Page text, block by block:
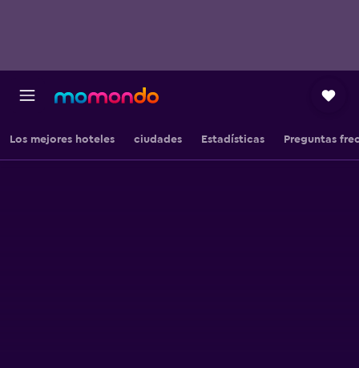
Los mejores hoteles ciudades Estadísticas Preguntas